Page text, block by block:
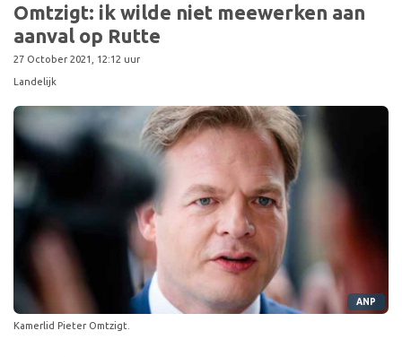
Omtzigt: ik wilde niet meewerken aan
aanval op Rutte
27 October 2021, 12:12 uur
Landelijk
ANP
Kamerlid Pieter Omtzigt.